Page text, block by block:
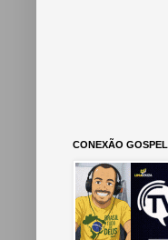
CONEXÃO GOSPEL